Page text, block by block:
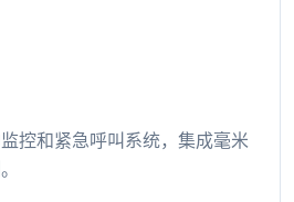
控和紧急呼叫系统，集成毫米